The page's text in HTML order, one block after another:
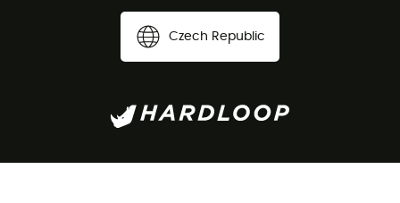
Czech Republic